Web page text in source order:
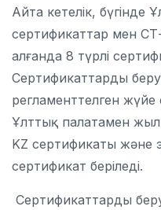
Айта кетелік, бүгінде
сертификаттар мен
алғанда 8 түрлі
Сертификаттарды беру –
регламенттелген жүйе
Ұлттық палатамен
KZ сертификаты және
сертификат беріледі.
Сертификаттарды